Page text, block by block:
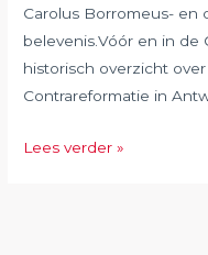
Carolus Borromeus- en
belevenis.Vóór en in de
historisch overzicht
Contrareformatie in
December
Lees verder »